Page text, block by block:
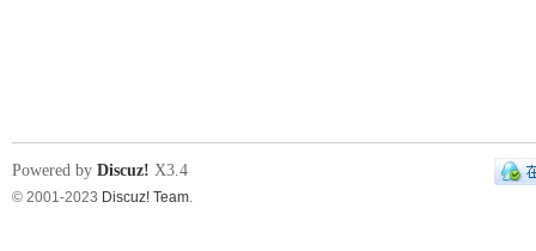
Powered by Discuz! X3.4
© 2001-2023 Discuz! Team